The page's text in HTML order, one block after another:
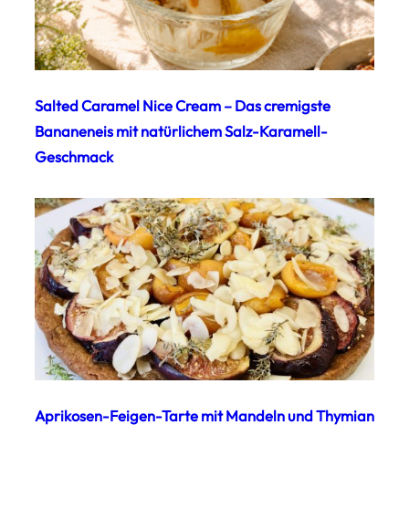
Salted Caramel Nice Cream – Das cremigste
Bananeneis mit natürlichem Salz-Karamell-
Geschmack
Aprikosen-Feigen-Tarte mit Mandeln und Thymian